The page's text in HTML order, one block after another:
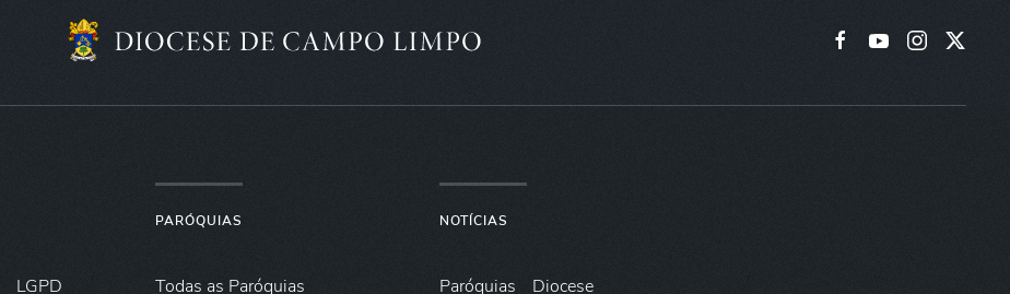
LGPD
PARÓQUIAS
Todas as Paróquias
NOTÍCIAS
Paróquias Diocese